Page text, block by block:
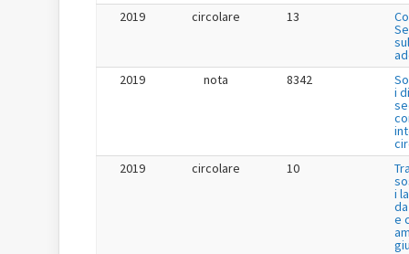
2019 circolare 13
2019
nota 8342
i
2019
circolare 10
i
e